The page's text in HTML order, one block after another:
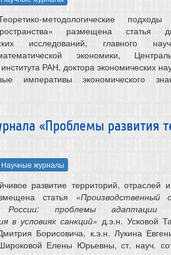
методологические
размещена статья
исследований, главного
экономики,
РАН, доктора экономических
императивы экономического
«Проблемы развития
Научные журналы
развитие территорий, отраслей
статья «Производственный
России: проблемы адаптации
в условиях санкций» д.э.н. Усковой
Борисовича, к.э.н. Лукина
Елены Юрьевны, ст. науч.